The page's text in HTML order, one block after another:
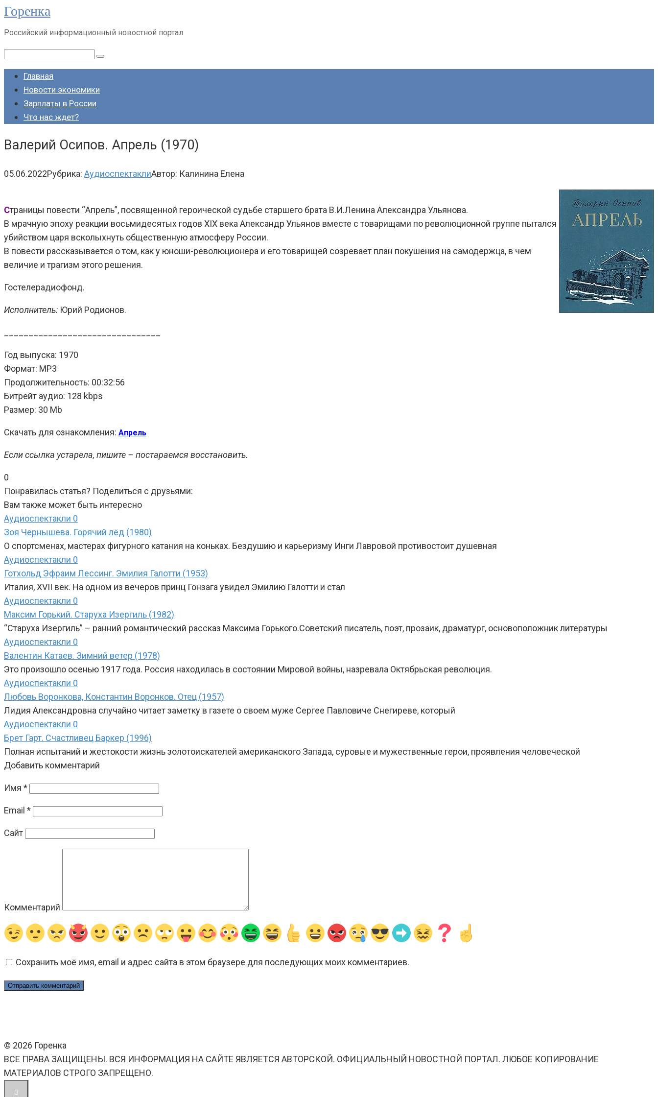
Перейти
контенту
Горенка
Российский информационный новостной портал
Поиск:
Главная
Новости экономики
Зарплаты в России
Что нас ждет?
Валерий Осипов. Апрель (1970)
05.06.2022Рубрика: АудиоспектаклиАвтор: Калинина Елена
Страницы повести “Апрель”, посвященной героической судьбе старшего брата В.И.Ленина Александра Ульянова.
В мрачную эпоху реакции восьмидесятых годов XIX века Александр Ульянов вместе с товарищами по революционной группе пытался
убийством царя всколыхнуть общественную атмосферу России.
В повести рассказывается о том, как у юноши-революционера и его товарищей созревает план покушения на самодержца, в чем
величие и трагизм этого решения.
Гостелерадиофонд.
Исполнитель: Юрий Родионов.
Год выпуска: 1970
Формат: MP3
Продолжительность: 00:32:56
Битрейт аудио: 128 kbps
Размер: 30 Mb
Скачать для ознакомления: Апрель
Если ссылка устарела, пишите – постараемся восстановить.
0
Понравилась статья? Поделиться с друзьями:
Вам также может быть интересно
Аудиоспектакли 0
Зоя Чернышева. Горячий лёд (1980)
О спортсменах, мастерах фигурного катания на коньках. Бездушию и карьеризму Инги Лавровой противостоит душевная
Аудиоспектакли 0
Готхольд Эфраим Лессинг. Эмилия Галотти (1953)
Италия, XVII век. На одном из вечеров принц Гонзага увидел Эмилию Галотти и стал
Аудиоспектакли 0
Максим Горький. Старуха Изергиль (1982)
“Старуха Изергиль” – ранний романтический рассказ Максима Горького.Советский писатель, поэт, прозаик, драматург, основоположник литературы
Аудиоспектакли 0
Валентин Катаев. Зимний ветер (1978)
Это произошло осенью 1917 года. Россия находилась в состоянии Мировой войны, назревала Октябрьская революция.
Аудиоспектакли 0
Любовь Воронкова, Константин Воронков. Отец (1957)
Лидия Александровна случайно читает заметку в газете о своем муже Сергее Павловиче Снегиреве, который
Аудиоспектакли 0
Брет Гарт. Счастливец Баркер (1996)
Полная испытаний и жестокости жизнь золотоискателей американского Запада, суровые и мужественные герои, проявления человеческой
Добавить комментарий
Имя *
Email *
Сайт
Комментарий
Сохранить моё имя, email и адрес сайта в этом браузере для последующих моих комментариев.
© 2026 Горенка
ВСЕ ПРАВА ЗАЩИЩЕНЫ. ВСЯ ИНФОРМАЦИЯ НА САЙТЕ ЯВЛЯЕТСЯ АВТОРСКОЙ. ОФИЦИАЛЬНЫЙ НОВОСТНОЙ ПОРТАЛ. ЛЮБОЕ КОПИРОВАНИЕ
МАТЕРИАЛОВ СТРОГО ЗАПРЕЩЕНО.